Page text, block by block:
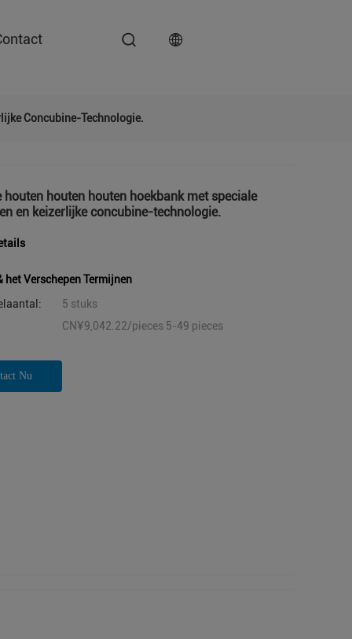
Concubine-Technologie.
houten houten houten hoekbank met speciale
en keizerlijke concubine-technologie.
het Verschepen Termijnen
5 stuks
CN¥9,042.22/pieces 5-49 pieces
Nu